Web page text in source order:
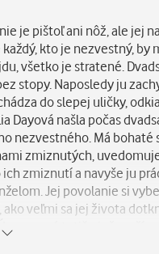
je pištoľ ani nôž, ale jej
kto je nezvestný, by
všetko je stratené.
stopy. Naposledy ju
do slepej uličky,
Dayová našla počas
nezvestného. Má bohaté
zmiznutých,
zmiznutí a navyše ju
Jej povolanie si
veľmi sa jej života
má totiž niečo, s čím
tajomstvo. Jej